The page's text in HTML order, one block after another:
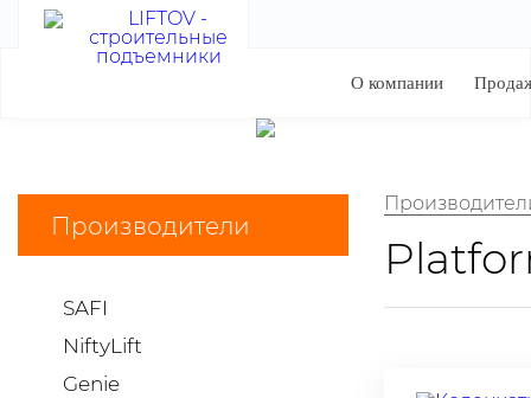
О компании
Производители
SAFI
NiftyLift
Genie